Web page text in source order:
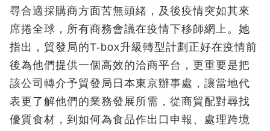
尋合適採購商方面苦無頭緒，及後疫情突如其來
席捲全球，所有商務會議在疫情下移師網上。她
指出，貿發局的T-box升級轉型計劃正好在疫情前
後為他們提供一個高效的洽商平台，更重要是把
該公司轉介予貿發局日本東京辦事處，讓當地代
表更了解他們的業務發展所需，從商貿配對尋找
優質食材，到如何為食品作出口申報、處理跨境